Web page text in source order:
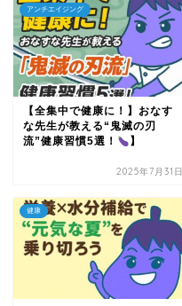
アンチエイジング
【全集中で健康に！】おなす
な先生が教える“鬼滅の刃
流”健康習慣5選！
】
2025年7月31日
健康